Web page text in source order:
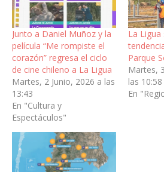
Junto a Daniel Muñoz y la
película “Me rompiste el
corazón” regresa el ciclo
de cine chileno a La Ligua
Martes, 2 Junio, 2026 a las
13:43
En "Cultura y
Espectáculos"
La Ligua
Parque
Martes,
las 10:58
En